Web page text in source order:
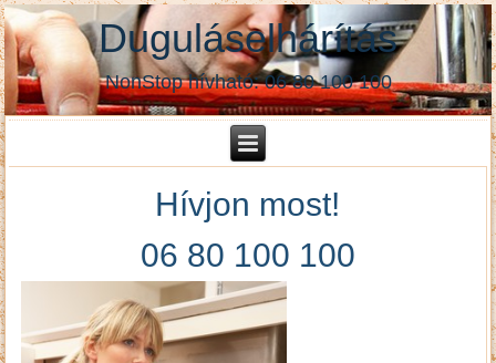
Duguláselhárítás
NonStop hívható: 06 80 100 100
Hívjon most!
06 80 100 100